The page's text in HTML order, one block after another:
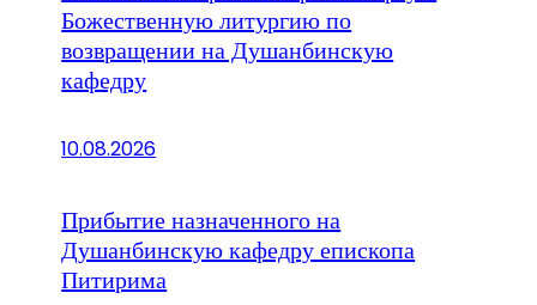
Божественную литургию по
возвращении на Душанбинскую
кафедру
10.08.2026
Прибытие назначенного на
Душанбинскую кафедру епископа
Питирима